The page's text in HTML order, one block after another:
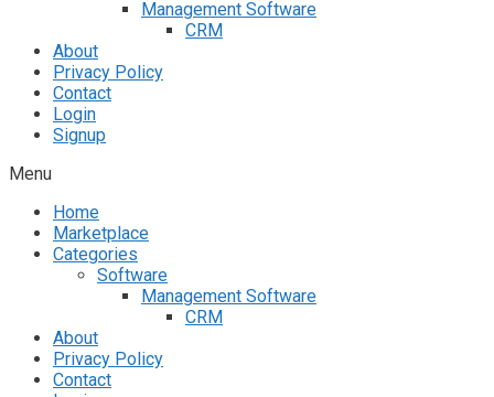
Management Software
CRM
About
Privacy Policy
Contact
Login
Signup
Menu
Home
Marketplace
Categories
Software
Management Software
CRM
About
Privacy Policy
Contact